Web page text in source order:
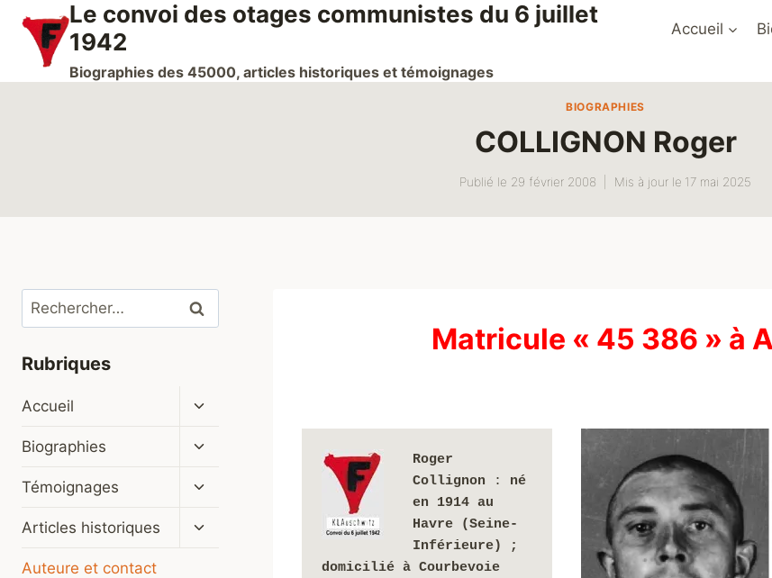
contenu
Le convoi des otages communistes du 6 juillet
1942
Biographies des 45000, articles historiques et témoignages
Accueil
BIOGRAPHIES
COLLIGNON Roger
Publié le 29 février 2008 Mis à jour le 17 mai 2025
Matricule « 45 386 » à
Roger
Collignon : né
en 1914 au
Havre (Seine-
Inférieure) ;
domicilié à Courbevoie
Rechercher :
Rubriques
Accueil
Ouvrir/fermer
menu
Biographies
Ouvrir/fermer
menu
Témoignages
Ouvrir/fermer
menu
Articles historiques
Ouvrir/fermer
Auteure et contact